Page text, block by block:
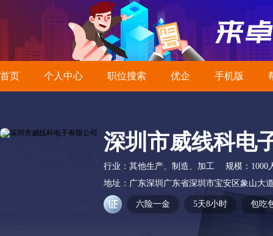
首页 个人中心 职位搜索 优企 手机版
深圳市威线科电
行业： 其他生产、制造、加工 规模： 1000
地址： 广东深圳广东省深圳市宝安区象山大
六险一金 5天8小时 包吃